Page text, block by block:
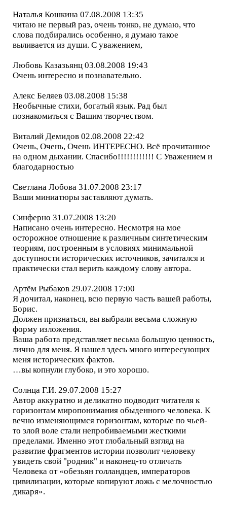
Наталья Кошкина 07.08.2008 13:35
читаю не первый раз, очень тонко, не думаю, что
слова подбирались особенно, я думаю такое
выливается из души. С уважением,
Любовь Казазьянц 03.08.2008 19:43
Очень интересно и познавательно.
Алекс Беляев 03.08.2008 15:38
Необычные стихи, богатый язык. Рад был
познакомиться с Вашим творчеством.
Виталий Демидов 02.08.2008 22:42
Очень, Очень, Очень ИНТЕРЕСНО. Всё прочитанное
на одном дыхании. Спасибо!!!!!!!!!!!! С Уважением и
благодарностью
Светлана Лобова 31.07.2008 23:17
Ваши миниатюры заставляют думать.
Синферно 31.07.2008 13:20
Написано очень интересно. Несмотря на мое
осторожное отношение к различным синтетическим
теориям, построенным в условиях минимальной
доступности исторических источников, зачитался и
практически стал верить каждому слову автора.
Артём Рыбаков 29.07.2008 17:00
Я дочитал, наконец, всю первую часть вашей работы,
Борис.
Должен признаться, вы выбрали весьма сложную
форму изложения.
Ваша работа представляет весьма большую ценность,
лично для меня. Я нашел здесь много интересующих
меня исторических фактов.
…вы копнули глубоко, и это хорошо.
Солнца Г.И. 29.07.2008 15:27
Автор аккуратно и деликатно подводит читателя к
горизонтам миропонимания обыденного человека. К
вечно изменяющимся горизонтам, которые по чьей-
то злой воле стали непробиваемыми жесткими
пределами. Именно этот глобальный взгляд на
развитие фрагментов истории позволит человеку
увидеть свой "родник" и наконец-то отличать
Человека от «обезьян голландцев, императоров
цивилизации, которые копируют ложь с мелочностью
дикаря».